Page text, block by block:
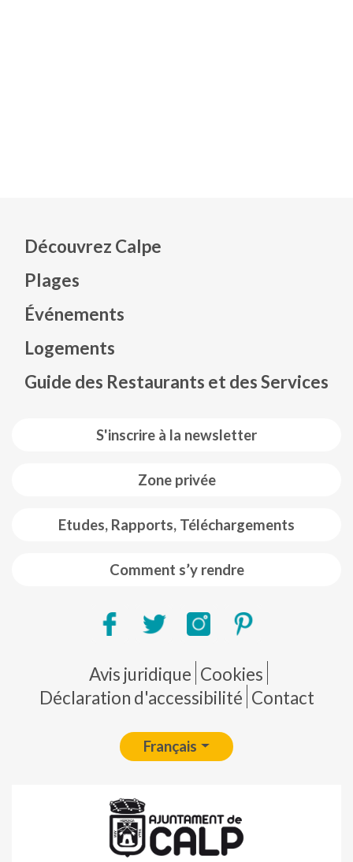
S'inscrire à la newsletter
Zone privée
Etudes, Rapports, Téléchargements
Comment s’y rendre
Découvrez Calpe
Plages
Événements
Logements
Guide des Restaurants et des Services
Pie de página
Avis juridique Cookies
Déclaration d'accessibilité Contact
Français